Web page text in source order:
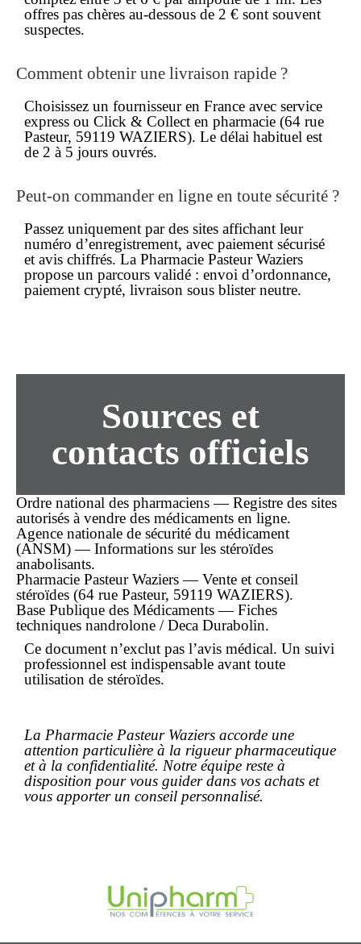
offres pas chères au-dessous de 2 € sont souvent
suspectes.
Comment obtenir une livraison rapide ?
Choisissez un fournisseur en France avec service
express ou Click & Collect en pharmacie (64 rue
Pasteur, 59119 WAZIERS). Le délai habituel est
de 2 à 5 jours ouvrés.
Peut-on commander en ligne en toute sécurité ?
Passez uniquement par des sites affichant leur
numéro d’enregistrement, avec paiement sécurisé
et avis chiffrés. La Pharmacie Pasteur Waziers
propose un parcours validé : envoi d’ordonnance,
paiement crypté, livraison sous blister neutre.
Sources et
contacts officiels
Ordre national des pharmaciens — Registre des sites
autorisés à vendre des médicaments en ligne.
Agence nationale de sécurité du médicament
(ANSM) — Informations sur les stéroïdes
anabolisants.
Pharmacie Pasteur Waziers — Vente et conseil
stéroïdes (64 rue Pasteur, 59119 WAZIERS).
Base Publique des Médicaments — Fiches
techniques nandrolone / Deca Durabolin.
Ce document n’exclut pas l’avis médical. Un suivi
professionnel est indispensable avant toute
utilisation de stéroïdes.
La Pharmacie Pasteur Waziers accorde une
attention particulière à la rigueur pharmaceutique
et à la confidentialité. Notre équipe reste à
disposition pour vous guider dans vos achats et
vous apporter un conseil personnalisé.